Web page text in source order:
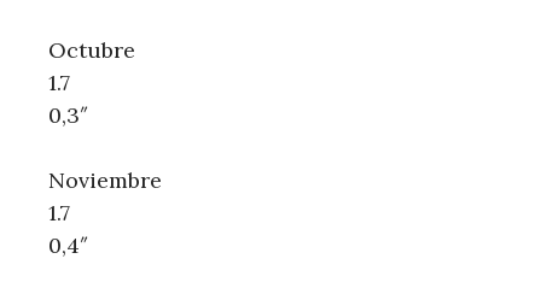
Octubre
1.7
0,3″
Noviembre
1.7
0,4″